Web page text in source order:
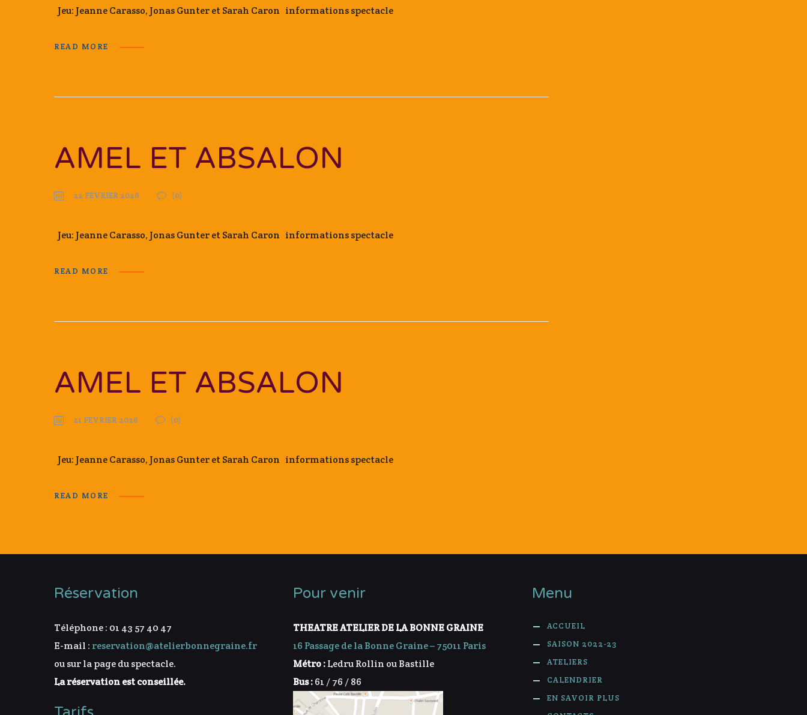
Jeu: Jeanne Carasso, Jonas Gunter et Sarah Caron informations spectacle
READ MORE
AMEL ET ABSALON
22 FÉVRIER 2026 (0)
Jeu: Jeanne Carasso, Jonas Gunter et Sarah Caron informations spectacle
READ MORE
AMEL ET ABSALON
21 FÉVRIER 2026 (0)
Jeu: Jeanne Carasso, Jonas Gunter et Sarah Caron informations spectacle
READ MORE
Réservation
Téléphone : 01 43 57 40 47
E-mail : reservation@atelierbonnegraine.fr
ou sur la page du spectacle.
La réservation est conseillée.
Pour venir
THEATRE ATELIER DE LA BONNE GRAINE
16 Passage de la Bonne Graine – 75011 Paris
Métro :Ledru Rollin ou Bastille
Bus :61 / 76 / 86
Menu
ACCUEIL
SAISON 2022-23
ATELIERS
CALENDRIER
EN SAVOIR PLUS